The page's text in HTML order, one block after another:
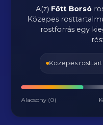
A(z) Főtt Borsó
Közepes
rostforrás egy
Közepes
Alacsony (0)